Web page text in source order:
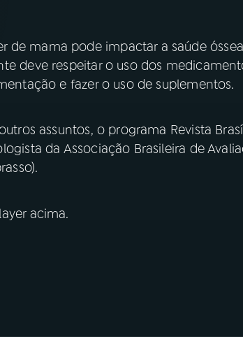
de mama pode impactar a saúde
deve respeitar o uso dos
e fazer o uso de suplementos.
assuntos, o programa Revista
da Associação Brasileira de
acima.